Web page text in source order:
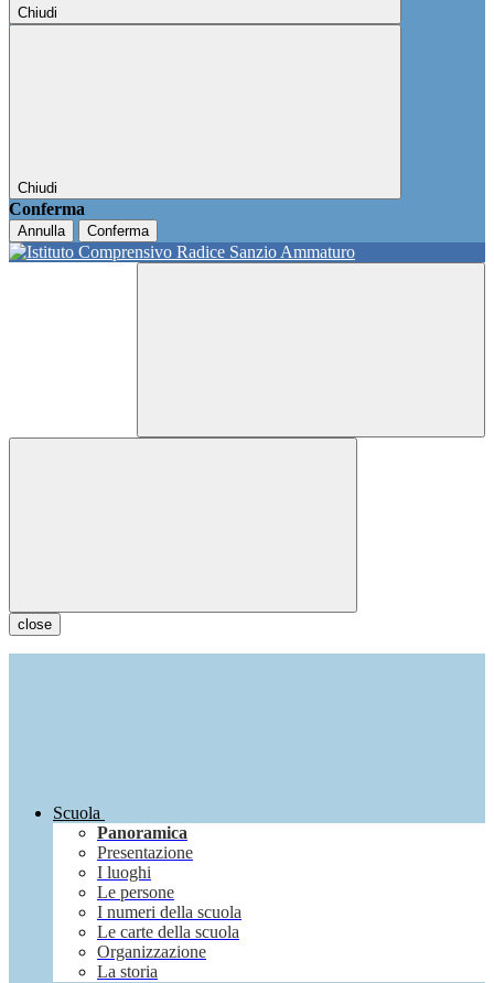
Chiudi
Chiudi
Conferma
Annulla Conferma
close
Scuola
Panoramica
Presentazione
I luoghi
Le persone
I numeri della scuola
Le carte della scuola
Organizzazione
La storia